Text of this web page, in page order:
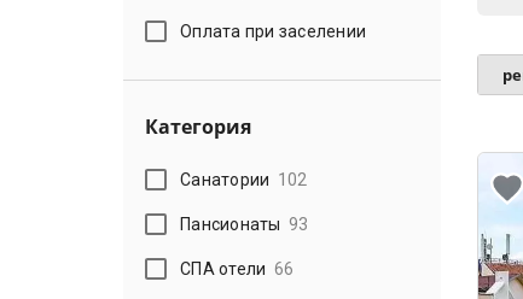
Оплата при заселении
Категория
Санатории 102
Пансионаты 93
СПА отели 66